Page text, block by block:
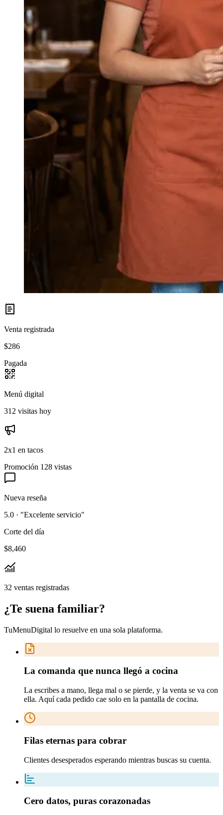
Venta registrada
$286
Pagada
Menú digital
312 visitas hoy
2x1 en tacos
Promoción 128 vistas
Nueva reseña
5.0 · "Excelente servicio"
Corte del día
$8,460
32 ventas registradas
¿Te suena familiar?
TuMenuDigital lo resuelve en una sola plataforma.
La comanda que nunca llegó a cocina
La escribes a mano, llega mal o se pierde, y la venta se va con
ella. Aquí cada pedido cae solo en la pantalla de cocina.
Filas eternas para cobrar
Clientes desesperados esperando mientras buscas su cuenta.
Cero datos, puras corazonadas